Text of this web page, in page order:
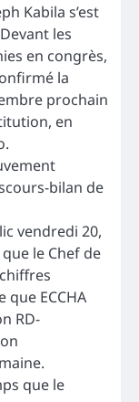
Kabila s’est
les
en congrès,
la
prochain
en
bilan de
vendredi 20,
le Chef de
ECCHA
RD-
que le